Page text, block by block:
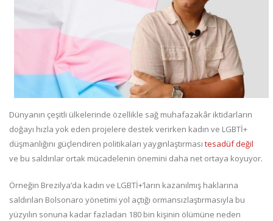
Dünyanın çeşitli ülkelerinde özellikle sağ muhafazakâr iktidarların
doğayı hızla yok eden projelere destek verirken kadın ve LGBTİ+
düşmanlığını güçlendiren politikaları yaygınlaştırması tesadüf değil
ve bu saldırılar ortak mücadelenin önemini daha net ortaya koyuyor.
Örneğin Brezilya’da kadın ve LGBTİ+’ların kazanılmış haklarına
saldırılan Bolsonaro yönetimi yol açtığı ormansızlaştırmasıyla bu
yüzyılın sonuna kadar fazladan 180 bin kişinin ölümüne neden